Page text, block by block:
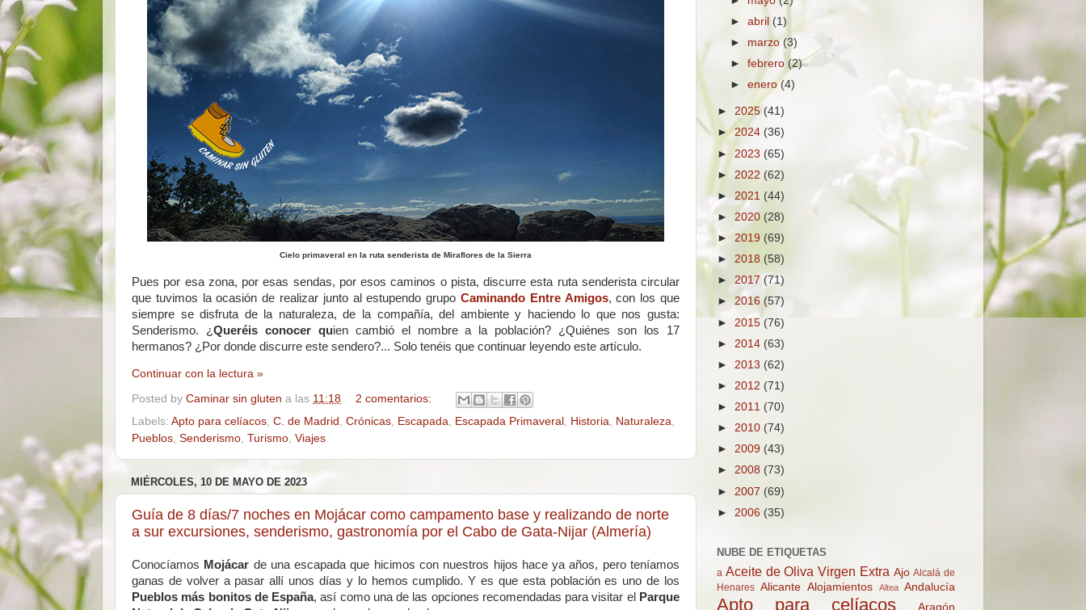
Cielo primaveral en la ruta senderista de Miraflores de la Sierra
Pues por esa zona, por esas sendas, por esos caminos o pista, discurre esta ruta senderista circular
que tuvimos la ocasión de realizar junto al estupendo grupo Caminando Entre Amigos, con los que
siempre se disfruta de la naturaleza, de la compañía, del ambiente y haciendo lo que nos gusta:
Senderismo. ¿Queréis conocer quien cambió el nombre a la población? ¿Quiénes son los 17
hermanos? ¿Por donde discurre este sendero?... Solo tenéis que continuar leyendo este artículo.
Continuar con la lectura »
Posted by Caminar sin gluten a las 11:18
2 comentarios:
Labels: Apto para celíacos, C. de Madrid , Crónicas, Escapada, Escapada Primaveral , Historia, Naturaleza,
Pueblos, Senderismo, Turismo, Viajes
MIÉRCOLES, 10 DE MAYO DE 2023
Guía de 8 días/7 noches en Mojácar como campamento base y realizando de norte
a sur excursiones, senderismo, gastronomía por el Cabo de Gata-Nijar (Almería)
Conocíamos Mojácar de una escapada que hicimos con nuestros hijos hace ya años, pero teníamos
ganas de volver a pasar allí unos días y lo hemos cumplido. Y es que esta población es uno de los
Pueblos más bonitos de España, así como una de las opciones recomendadas para visitar el
Parque
►abril(1)
► marzo (3)
►febrero(2)
►enero(4)
► 2025 (41)
►2024 (36)
► 2023 (65)
► 2022 (62)
► 2021 (44)
► 2020 (28)
► 2019 (69)
► 2018 (58)
► 2017 (71)
► 2016 (57)
► 2015 (76)
► 2014 (63)
► 2013 (62)
► 2012 (71)
► 2011 (70)
► 2010 (74)
► 2009 (43)
► 2008 (73)
► 2007 (69)
► 2006 (35)
NUBE DE ETIQUETAS
a Aceite de Oliva Virgen Extra Ajo Alcalá de
Henares Alicante Alojamientos Altea Andalucía
Apto para celíacos Aragón